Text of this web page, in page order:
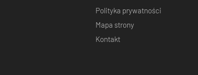
Polityka prywatności
Mapa strony
Kontakt